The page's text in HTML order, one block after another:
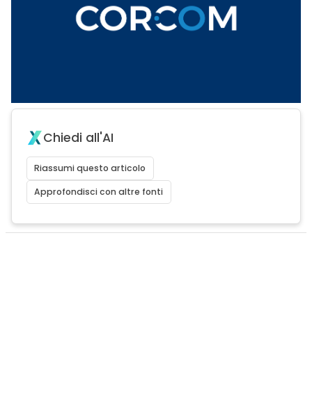
Chiedi all'AI
Riassumi questo articolo
Approfondisci con altre fonti